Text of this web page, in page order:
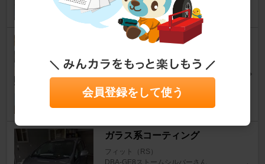
13
2
自作ステッカー作成
フィット（RS）
ほみさん
ガラス系コーティング
フィット（RS）
DBA-GE8ストームシルバーさん
会員登録をして使う